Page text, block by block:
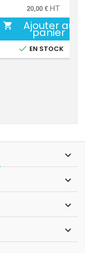
base
20,00 € HT
 Ajouter au
panier
 EN STOCK



